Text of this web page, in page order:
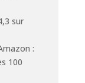
sur
:
100